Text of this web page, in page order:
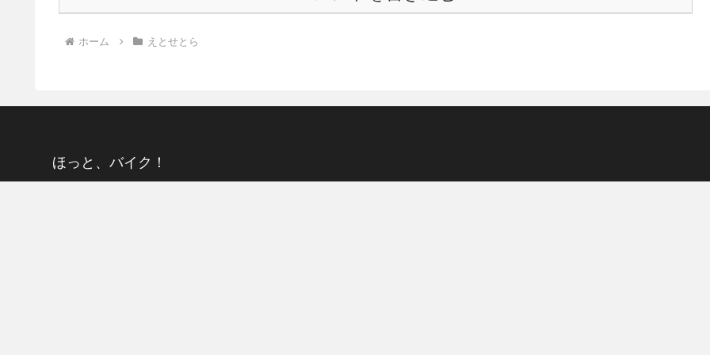
ホーム えとせとら
ほっと、バイク！